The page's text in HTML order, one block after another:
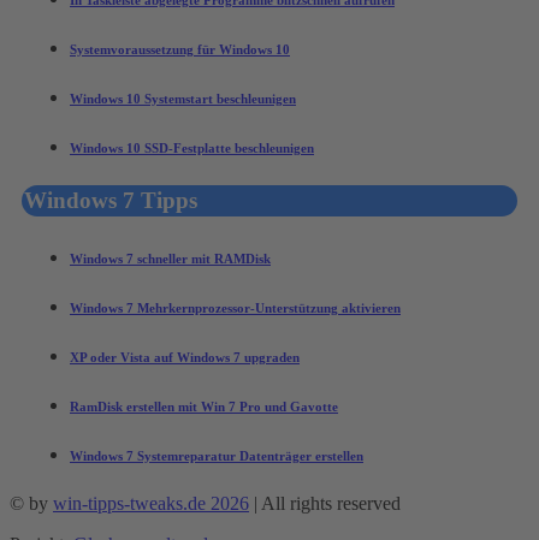
Systemvoraussetzung für Windows 10
Windows 10 Systemstart beschleunigen
Windows 10 SSD-Festplatte beschleunigen
Windows 7 Tipps
Windows 7 schneller mit RAMDisk
Windows 7 Mehrkernprozessor-Unterstützung aktivieren
XP oder Vista auf Windows 7 upgraden
RamDisk erstellen mit Win 7 Pro und Gavotte
Windows 7 Systemreparatur Datenträger erstellen
© by win-tipps-tweaks.de 2026 | All rights reserved